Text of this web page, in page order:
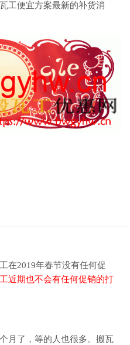
工便宜方案最新的补货消
在2019年春节没有任何促
近期也不会有任何促销的打
月了，等的人也很多。搬瓦